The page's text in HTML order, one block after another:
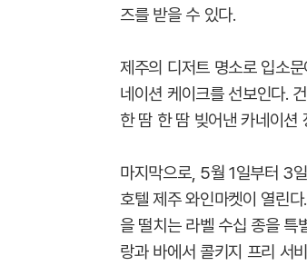
즈를 받을 수 있다.
제주의 디저트 명소로 입소
네이션 케이크를 선보인다.
한 땀 한 땀 빚어낸 카네이션
마지막으로, 5월 1일부터 3
호텔 제주 와인마켓이 열린
을 떨치는 라벨 수십 종을 특
랑과 바에서 콜키지 프리 서